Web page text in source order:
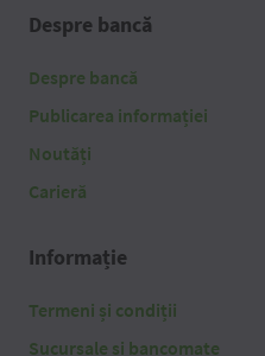
Despre bancă
Despre bancă
Publicarea informației
Noutăți
Carieră
Informație
Termeni și condiții
Sucursale și bancomate